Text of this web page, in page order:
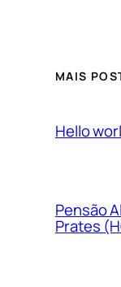
MAIS
Hello
Pensão
Prates